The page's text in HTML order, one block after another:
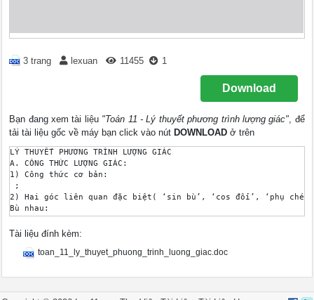
3 trang lexuan 11455 1
Download
Bạn đang xem tài liệu "Toán 11 - Lý thuyết phương trình lượng giác", để
tải tài liệu gốc về máy bạn click vào nút DOWNLOAD ở trên
LÝ THUYẾT PHƯƠNG TRÌNH LƯỢNG GIÁC
A. CÔNG THỨC LƯỢNG GIÁC:
1) Công thức cơ bản:
;
2) Hai góc liên quan đặc biệt( ‘sin bù’, ‘cos đối’, ‘phụ
Bù nhau:
Hơn nhau :
Đối nhau:
Phụ nhau:
Tài liệu đính kèm:
toan_11_ly_thuyet_phuong_trinh_luong_giac.doc